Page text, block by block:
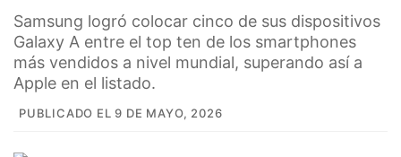
Samsung logró colocar cinco de sus dispositivos
Galaxy A entre el top ten de los smartphones
más vendidos a nivel mundial, superando así a
Apple en el listado.
PUBLICADO EL 9 DE MAYO, 2026